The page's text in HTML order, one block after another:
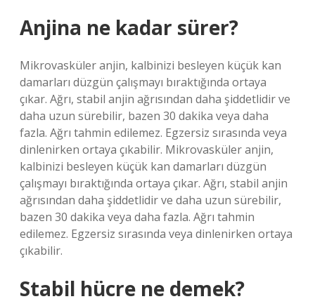
Anjina ne kadar sürer?
Mikrovasküler anjin, kalbinizi besleyen küçük kan
damarları düzgün çalışmayı bıraktığında ortaya
çıkar. Ağrı, stabil anjin ağrısından daha şiddetlidir ve
daha uzun sürebilir, bazen 30 dakika veya daha
fazla. Ağrı tahmin edilemez. Egzersiz sırasında veya
dinlenirken ortaya çıkabilir. Mikrovasküler anjin,
kalbinizi besleyen küçük kan damarları düzgün
çalışmayı bıraktığında ortaya çıkar. Ağrı, stabil anjin
ağrısından daha şiddetlidir ve daha uzun sürebilir,
bazen 30 dakika veya daha fazla. Ağrı tahmin
edilemez. Egzersiz sırasında veya dinlenirken ortaya
çıkabilir.
Stabil hücre ne demek?